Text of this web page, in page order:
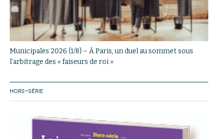
Municipales 2026 (1/8) – À Paris, un duel au sommet sous
l’arbitrage des « faiseurs de roi »
HORS-SÉRIE